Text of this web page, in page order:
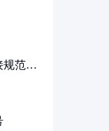
规范详